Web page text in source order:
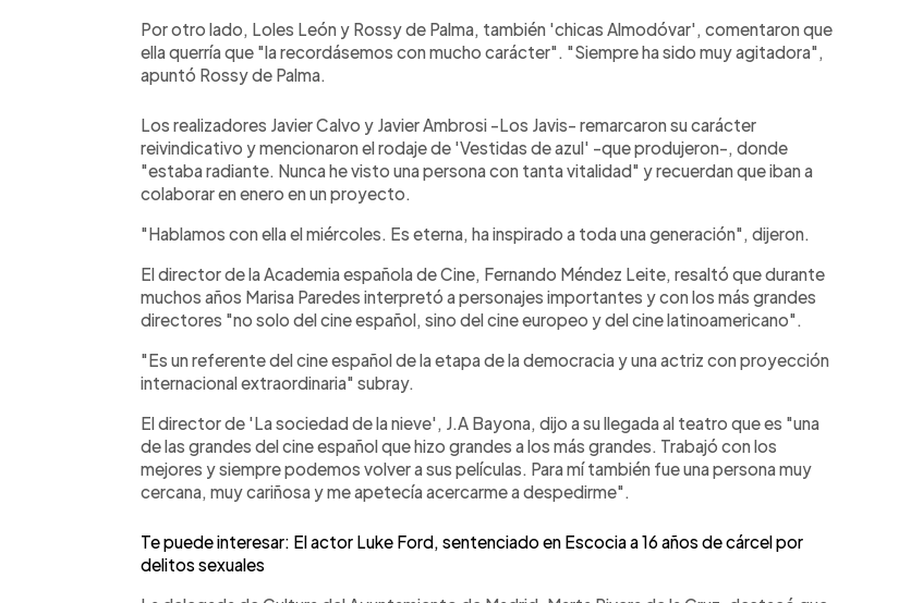
Por otro lado, Loles León y Rossy de Palma, también 'chicas Almodóvar', comentaron que
ella querría que "la recordásemos con mucho carácter". "Siempre ha sido muy agitadora",
apuntó Rossy de Palma.
Los realizadores Javier Calvo y Javier Ambrosi -Los Javis- remarcaron su carácter
reivindicativo y mencionaron el rodaje de 'Vestidas de azul' -que produjeron-, donde
"estaba radiante. Nunca he visto una persona con tanta vitalidad" y recuerdan que iban a
colaborar en enero en un proyecto.
"Hablamos con ella el miércoles. Es eterna, ha inspirado a toda una generación", dijeron.
El director de la Academia española de Cine, Fernando Méndez Leite, resaltó que durante
muchos años Marisa Paredes interpretó a personajes importantes y con los más grandes
directores "no solo del cine español, sino del cine europeo y del cine latinoamericano".
"Es un referente del cine español de la etapa de la democracia y una actriz con proyección
internacional extraordinaria" subray.
El director de 'La sociedad de la nieve', J.A Bayona, dijo a su llegada al teatro que es "una
de las grandes del cine español que hizo grandes a los más grandes. Trabajó con los
mejores y siempre podemos volver a sus películas. Para mí también fue una persona muy
cercana, muy cariñosa y me apetecía acercarme a despedirme".
Te puede interesar: El actor Luke Ford, sentenciado en Escocia a 16 años de cárcel por
delitos sexuales